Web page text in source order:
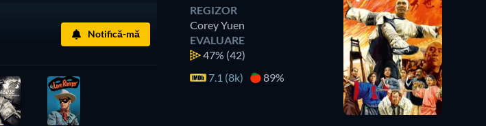
Notifică-mă
REGIZOR
Corey Yuen
EVALUARE
47% (42)
7.1 (8k)
89%